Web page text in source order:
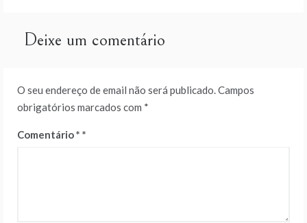
artigos
Deixe um comentário
O seu endereço de email não será publicado.Campos
obrigatórios marcados com *
Comentário*